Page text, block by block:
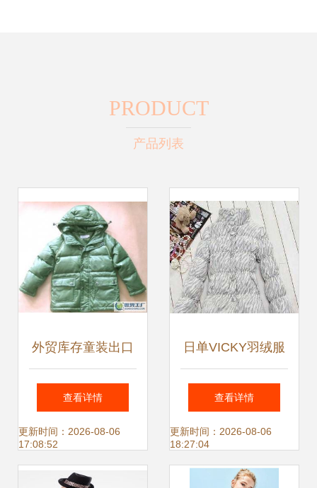
PRODUCT
产品列表
外贸库存童装出口
欧美原单GEOX原
单男童羽绒服_二
手设备转让_世界
查看详情
更新时间：2026-08-06
17:08:52
日单VICKY羽绒服
价格与厂家信息全
解析
查看详情
更新时间：2026-08-06
18:27:04